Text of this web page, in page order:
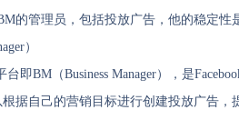
的管理员，包括投放广告，他的稳定性
）
台即BM（Business Manager），是
据自己的营销目标进行创建投放广告